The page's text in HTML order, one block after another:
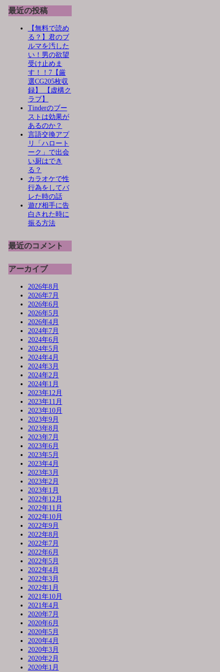
最近の投稿
【無料で読め
る？】君のブ
ルマを汚した
い！男の欲望
受け止めま
す！！7【厳
選CG205枚収
録】 【虚構ク
ラブ】
Tinderのブー
ストは効果が
あるのか？
言語交換アプ
リ「ハロート
ーク」で出会
い厨はでき
る？
カラオケで性
行為をしてバ
レた時の話
遊び相手に告
白された時に
振る方法
最近のコメント
アーカイブ
2026年8月
2026年7月
2026年6月
2026年5月
2026年4月
2024年7月
2024年6月
2024年5月
2024年4月
2024年3月
2024年2月
2024年1月
2023年12月
2023年11月
2023年10月
2023年9月
2023年8月
2023年7月
2023年6月
2023年5月
2023年4月
2023年3月
2023年2月
2023年1月
2022年12月
2022年11月
2022年10月
2022年9月
2022年8月
2022年7月
2022年6月
2022年5月
2022年4月
2022年3月
2022年1月
2021年10月
2021年4月
2020年7月
2020年6月
2020年5月
2020年4月
2020年3月
2020年2月
2020年1月